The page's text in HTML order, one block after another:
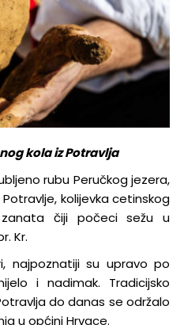
kola iz Potravlja
rubu Peručkog jezera,
kolijevka cetinskog
čiji počeci sežu u
Kr.
najpoznatiji su upravo po
i nadimak. Tradicijsko
do danas se održalo
u općini Hrvace.